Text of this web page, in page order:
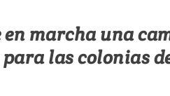
en marcha una
las colonias